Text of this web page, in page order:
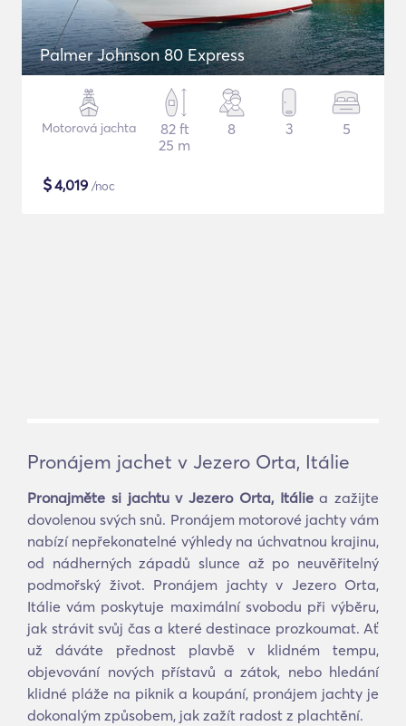
Palmer Johnson 80 Express
Motorová jachta
82 ft
25 m
8 3 5
$4,019 /noc
Pronájem jachet v Jezero Orta, Itálie
Pronajměte si jachtu v Jezero Orta, Itáliea zažijte
dovolenou svých snů. Pronájem motorové jachty vám
nabízí nepřekonatelné výhledy na úchvatnou krajinu,
od nádherných západů slunce až po neuvěřitelný
podmořský život. Pronájem jachty v Jezero Orta,
Itálie vám poskytuje maximální svobodu při výběru,
jak strávit svůj čas a které destinace prozkoumat. Ať
už dáváte přednost plavbě v klidném tempu,
objevování nových přístavů a zátok, nebo hledání
klidné pláže na piknik a koupání, pronájem jachty je
dokonalým způsobem, jak zažít radost z plachtění.